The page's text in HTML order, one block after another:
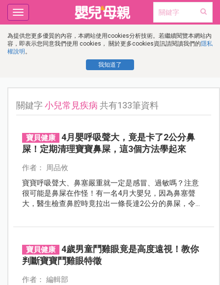
為提供您更多優質的內容，本網站使用cookies分析技術。若繼續閱覽本網站內
容，即表示您同意我們使用 cookies， 關於更多cookies資訊請閱讀我們的隱私
權說明 。
我知道了
Toggle
navigation
關鍵字小兒常見疾病 共有133筆資料
寶貝健康
4月嬰呼吸聲大，竟是卡了2公分鼻
屎！定期清理寶寶鼻屎，這3個方法學起來
作者： 周品攸
寶寶呼吸聲大、鼻塞嚴重就一定是感冒、過敏嗎？注意
很可能是鼻屎在作怪！有一名4月大嬰兒，因為鼻塞聲
大，醫生檢查鼻腔時竟拉出一條長達2公分的鼻屎，令人
寶貝健康
4歲男童鬥雞眼竟是高度遠視！教你
判斷寶寶鬥雞眼特徵
作者： 編輯部